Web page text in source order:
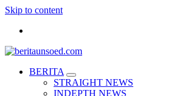
Skip to content
Pemandu Wawasan Almamater
BERITA
STRAIGHT NEWS
INDEPTH NEWS